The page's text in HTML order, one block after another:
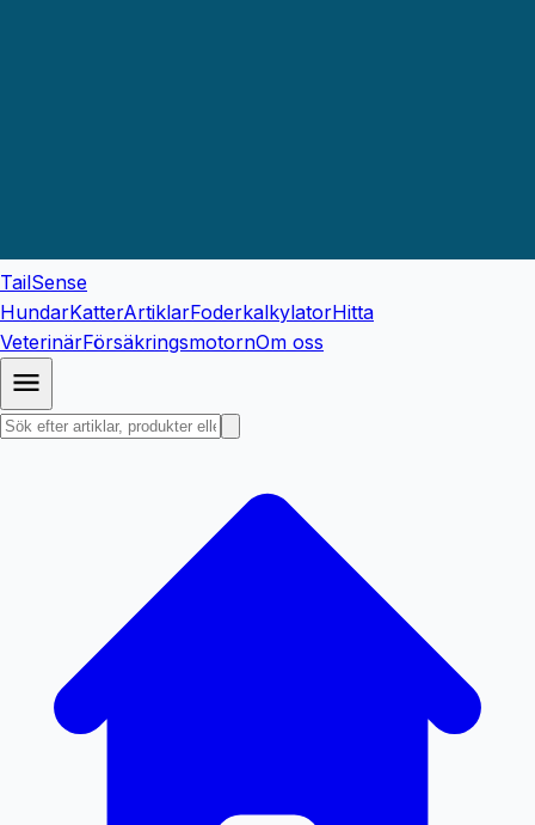
TailSense
HundarKatterArtiklarFoderkalkylatorHitta
VeterinärFörsäkringsmotornOm oss